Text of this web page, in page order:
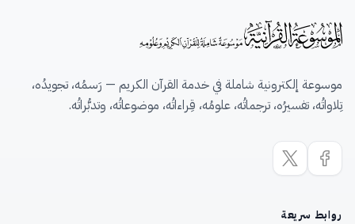
موسوعة إلكترونية شاملة في خدمة القرآن الكريم — رَسمُه، تجويدُه،
تِلاواتُه، تفسيرُه، ترجماتُه، علومُه، قِراءاتُه، موضوعاتُه، وتدبُّراتُه.
روابط سريعة